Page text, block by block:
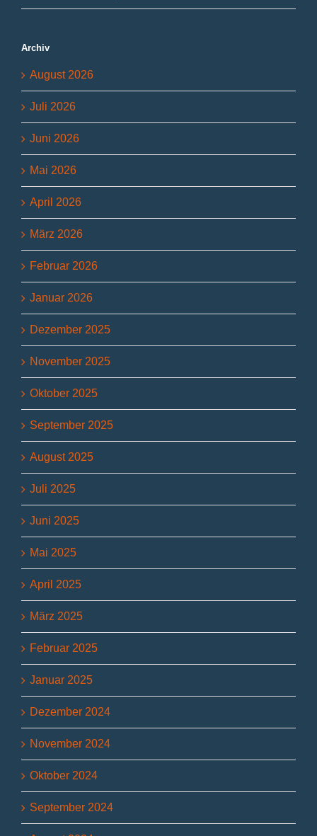
Archiv
August 2026
Juli 2026
Juni 2026
Mai 2026
April 2026
März 2026
Februar 2026
Januar 2026
Dezember 2025
November 2025
Oktober 2025
September 2025
August 2025
Juli 2025
Juni 2025
Mai 2025
April 2025
März 2025
Februar 2025
Januar 2025
Dezember 2024
November 2024
Oktober 2024
September 2024